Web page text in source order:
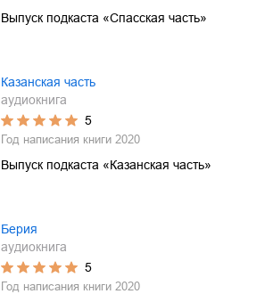
Выпуск подкаста «Спасская часть»
Казанская часть
аудиокнига
5
Год написания книги 2020
Выпуск подкаста «Казанская часть»
Берия
аудиокнига
5
Год написания книги 2020